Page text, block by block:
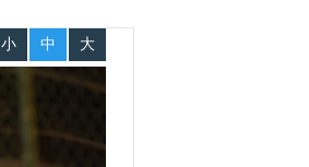
小 中 大